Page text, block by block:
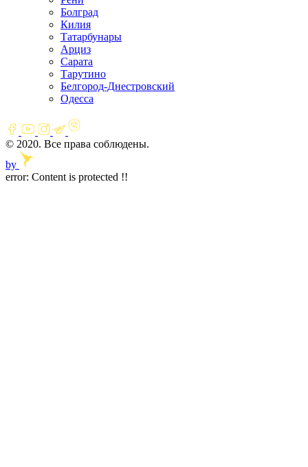
Болград
Килия
Татарбунары
Арциз
Сарата
Тарутино
Белгород-Днестровский
Одесса
© 2020. Все права соблюдены.
by
error: Content is protected !!